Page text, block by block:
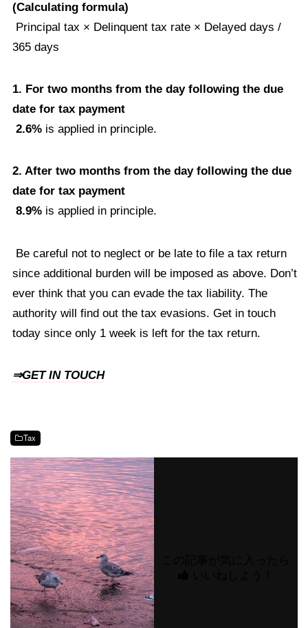
(Calculating formula)
Principal tax × Delinquent tax rate × Delayed days /
365 days
1. For two months from the day following the due
date for tax payment
2.6% is applied in principle.
2. After two months from the day following the due
date for tax payment
8.9% is applied in principle.
Be careful not to neglect or be late to file a tax return
since additional burden will be imposed as above. Don’t
ever think that you can evade the tax liability. The
authority will find out the tax evasions. Get in touch
today since only 1 week is left for the tax return.
⇒GET IN TOUCH
Tax